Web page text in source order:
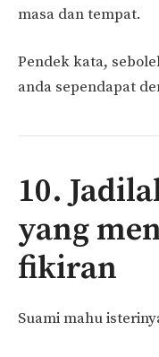
masa dan tempat.
Pendek kata,
anda sependapat
10.
yang
fikiran
Suami mahu